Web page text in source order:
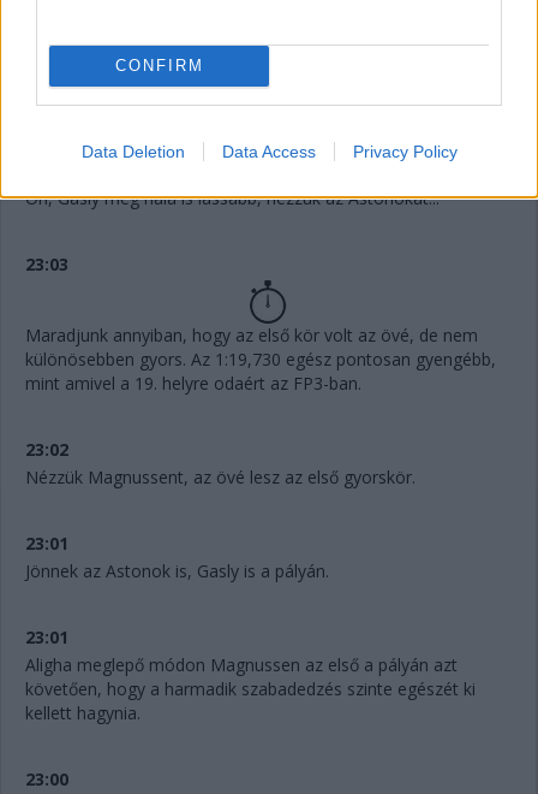
CONFIRM
Data Deletion Data Access Privacy Policy
23:04
Említsük meg gyorsan, az Alpine rettenetesen szerepelt eddig,
úgy fest, a Renault nem érzi jól magát a magaslati levegőben.
Óh, Gasly még nála is lassabb, nézzük az Astonokat...
23:03
Maradjunk annyiban, hogy az első kör volt az övé, de nem
különösebben gyors. Az 1:19,730 egész pontosan gyengébb,
mint amivel a 19. helyre odaért az FP3-ban.
23:02
Nézzük Magnussent, az övé lesz az első gyorskör.
23:01
Jönnek az Astonok is, Gasly is a pályán.
23:01
Aligha meglepő módon Magnussen az első a pályán azt
követően, hogy a harmadik szabadedzés szinte egészét ki
kellett hagynia.
23:00